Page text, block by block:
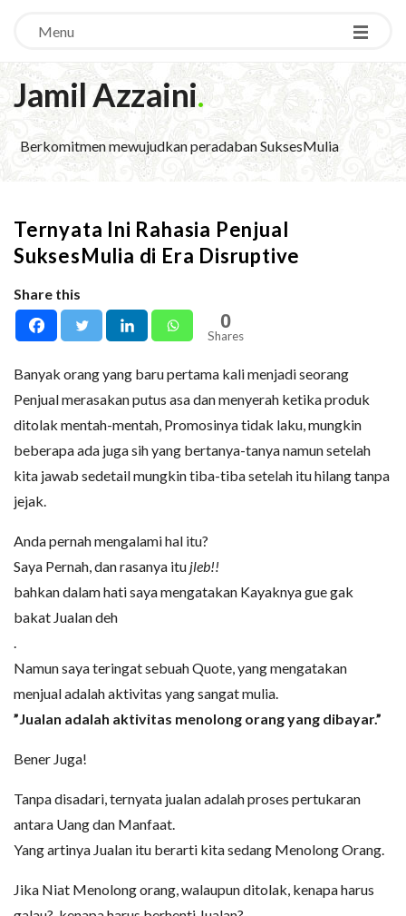
Menu
Jamil Azzaini.
Berkomitmen mewujudkan peradaban SuksesMulia
Ternyata Ini Rahasia Penjual
SuksesMulia di Era Disruptive
Share this
0
Shares
Banyak orang yang baru pertama kali menjadi seorang
Penjual merasakan putus asa dan menyerah ketika produk
ditolak mentah-mentah, Promosinya tidak laku, mungkin
beberapa ada juga sih yang bertanya-tanya namun setelah
kita jawab sedetail mungkin tiba-tiba setelah itu hilang tanpa
jejak.
Anda pernah mengalami hal itu?
Saya Pernah, dan rasanya itu jleb!!
bahkan dalam hati saya mengatakan Kayaknya gue gak
bakat Jualan deh
.
Namun saya teringat sebuah Quote, yang mengatakan
menjual adalah aktivitas yang sangat mulia.
”Jualan adalah aktivitas menolong orang yang dibayar.”
Bener Juga!
Tanpa disadari, ternyata jualan adalah proses pertukaran
antara Uang dan Manfaat.
Yang artinya Jualan itu berarti kita sedang Menolong Orang.
Jika Niat Menolong orang, walaupun ditolak, kenapa harus